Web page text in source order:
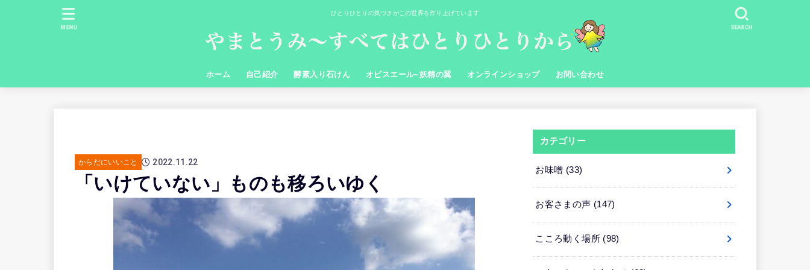
ひとりひとりの気づきがこの世界を作り上げています
ホーム 自己紹介 酵素入り石けん オピスエール~妖精の翼 オンラインショップ お問い合わせ
SEARCH
MENU
からだにいいこと 2022.11.22
「いけていない」ものも移ろいゆく
カテゴリー
お味噌 (33)
お客さまの声 (147)
こころ動く場所 (98)